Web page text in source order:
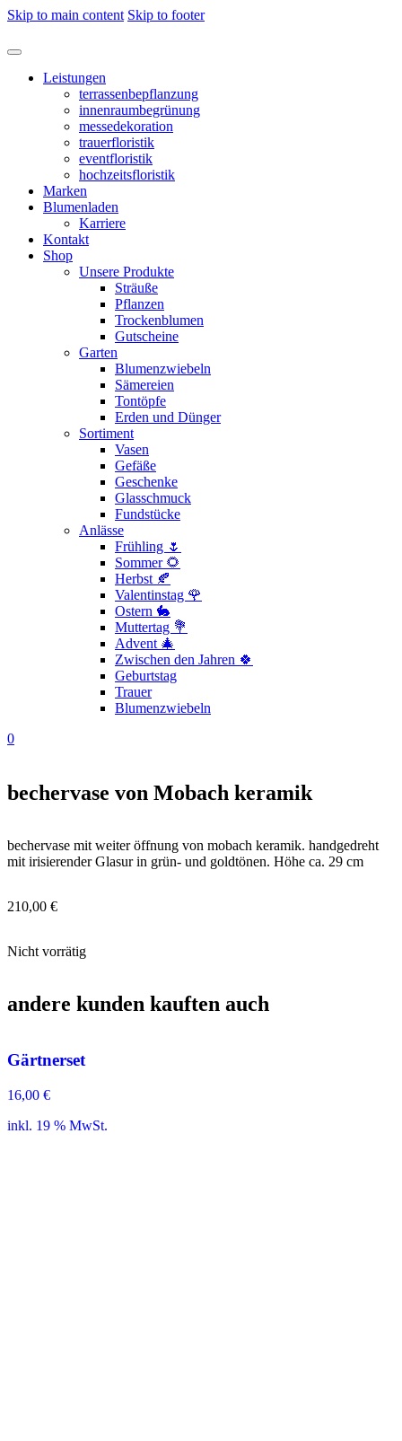
Skip to main content Skip to footer
Leistungen
terrassenbepflanzung
innenraumbegrünung
messedekoration
trauerfloristik
eventfloristik
hochzeitsfloristik
Marken
Blumenladen
Karriere
Kontakt
Shop
Unsere Produkte
Sträuße
Pflanzen
Trockenblumen
Gutscheine
Garten
Blumenzwiebeln
Sämereien
Tontöpfe
Erden und Dünger
Sortiment
Vasen
Gefäße
Geschenke
Glasschmuck
Fundstücke
Anlässe
Frühling 🌷
Sommer 🌻
Herbst 🍂
Valentinstag 🌹
Ostern 🐇
Muttertag 💐
Advent 🎄
Zwischen den Jahren 🍀
Geburtstag
Trauer
Blumenzwiebeln
0
bechervase von Mobach keramik
bechervase mit weiter öffnung von mobach keramik. handgedreht
mit irisierender Glasur in grün- und goldtönen. Höhe ca. 29 cm
210,00 €
Nicht vorrätig
andere kunden kauften auch
Gärtnerset
16,00 €
inkl. 19 % MwSt.